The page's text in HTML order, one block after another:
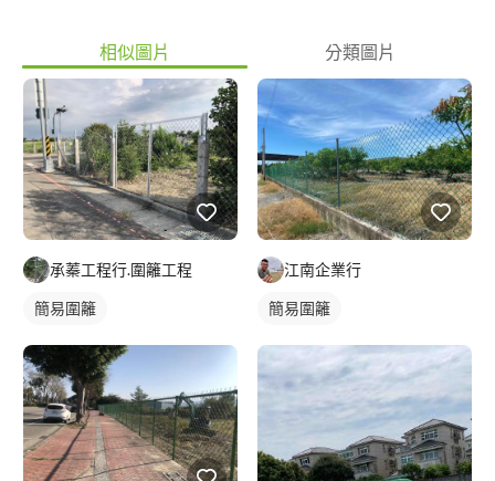
相似圖片 分類圖片
承蓁工程行.圍籬工程
簡易圍籬
江南企業行
簡易圍籬